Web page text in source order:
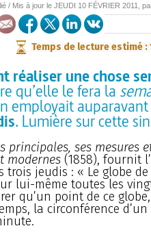
/ Mis à jour le JEUDI 10 FÉVRIER 2011 ,
Temps de lecture estimé :
réaliser une chose
qu’elle le fera la
employait auparavant
. Lumière sur cette
principales, ses mesures
modernes (1858), fournit
trois jeudis : « Le globe
lui-même toutes les
qu’un point de ce
la circonférence d’un